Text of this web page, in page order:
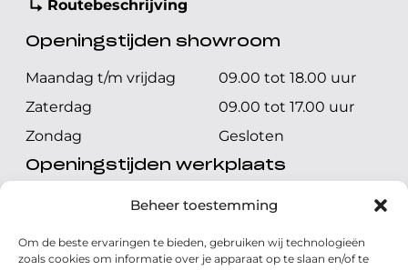
Beheer toestemming
Om de beste ervaringen te bieden, gebruiken wij technologieën
zoals cookies om informatie over je apparaat op te slaan en/of te
Routebeschrijving
Openingstijden showroom
Maandag t/m vrijdag
09.00 tot 18.00 uur
Zaterdag
09.00 tot 17.00 uur
Zondag
Gesloten
Openingstijden werkplaats
Maandag t/m vrijdag
08.00 tot 17.00 uur
Zondag
Gesloten